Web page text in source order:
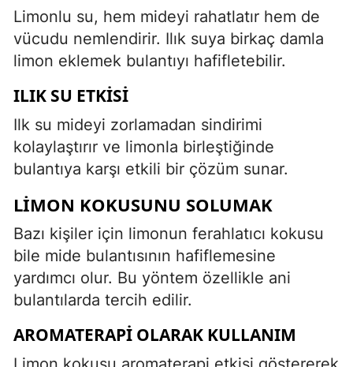
Limonlu su, hem mideyi rahatlatır hem de
vücudu nemlendirir. Ilık suya birkaç damla
limon eklemek bulantıyı hafifletebilir.
ILIK SU ETKISI
Ilk su mideyi zorlamadan sindirimi
kolaylaştırır ve limonla birleştiğinde
bulantıya karşı etkili bir çözüm sunar.
LIMON KOKUSUNU SOLUMAK
Bazı kişiler için limonun ferahlatıcı kokusu
bile mide bulantısının hafiflemesine
yardımcı olur. Bu yöntem özellikle ani
bulantılarda tercih edilir.
AROMATERAPI OLARAK KULLANIM